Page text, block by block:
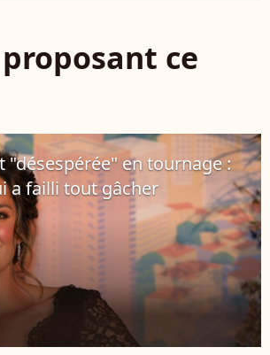
ce
"désespérée" en tournage :
a failli tout gâcher